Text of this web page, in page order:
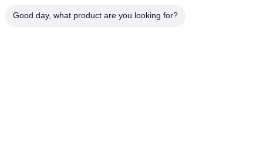
Good day, what product are you looking for?